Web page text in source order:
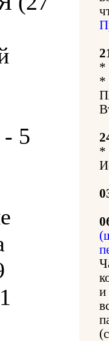
- 5
*
*
*
и